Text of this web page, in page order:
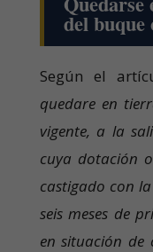
del buque
Según el
quedare en
vigente, a la
cuya dotación
castigado con
seis meses de
en situación